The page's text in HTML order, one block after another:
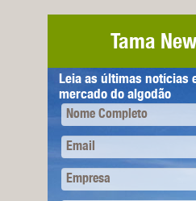
Tama
Leia as últimas notícias
mercado do algodão
Nome Completo
Email
Empresa